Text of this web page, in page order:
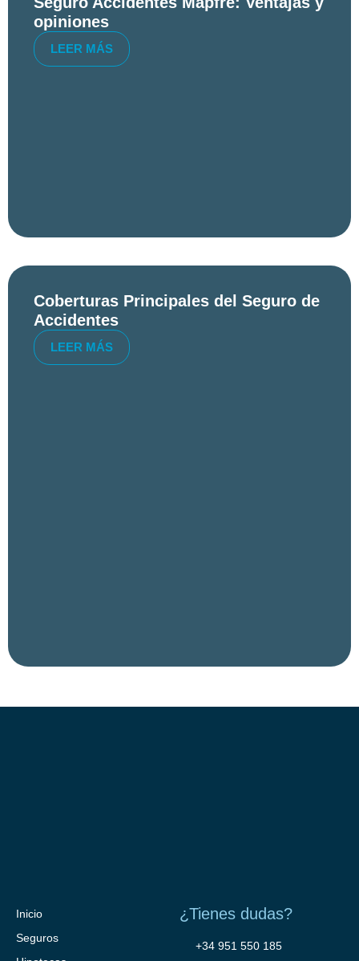
opiniones
LEER MÁS
Coberturas Principales del Seguro de
Accidentes
LEER MÁS
Inicio
Seguros
¿Tienes dudas?
+34 951 550 185